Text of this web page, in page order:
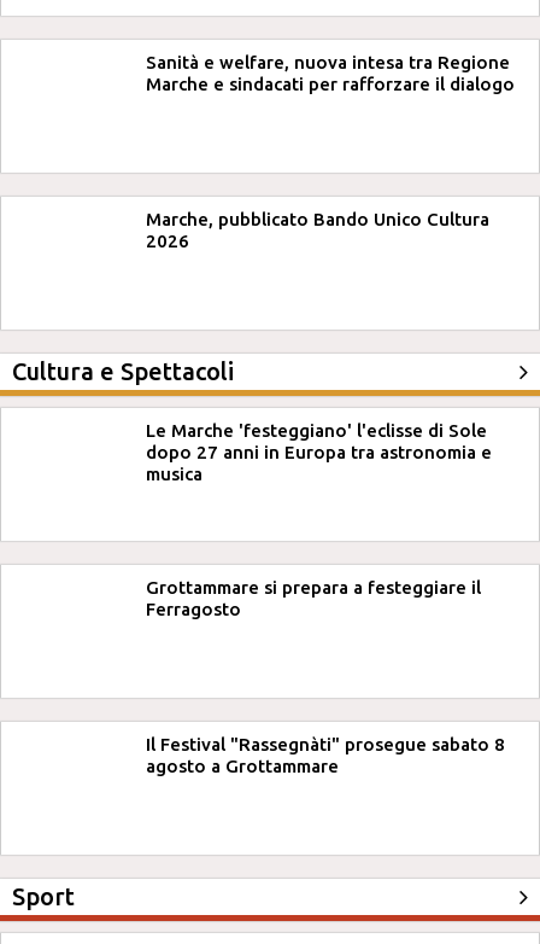
Sanità e welfare, nuova intesa tra Regione
Marche e sindacati per rafforzare il dialogo
Marche, pubblicato Bando Unico Cultura
2026
Cultura e Spettacoli
Le Marche 'festeggiano' l'eclisse di Sole
dopo 27 anni in Europa tra astronomia e
musica
Grottammare si prepara a festeggiare il
Ferragosto
Il Festival "Rassegnàti" prosegue sabato 8
agosto a Grottammare
Sport